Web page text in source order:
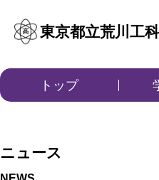
東京都立荒川工
トップ
ニュース